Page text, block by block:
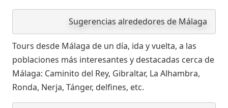
Sugerencias alrededores de Málaga
Tours desde Málaga de un día, ida y vuelta, a las
poblaciones más interesantes y destacadas cerca de
Málaga: Caminito del Rey, Gibraltar, La Alhambra,
Ronda, Nerja, Tánger, delfines, etc.